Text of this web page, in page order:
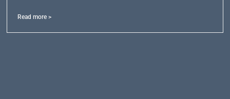
Read more >